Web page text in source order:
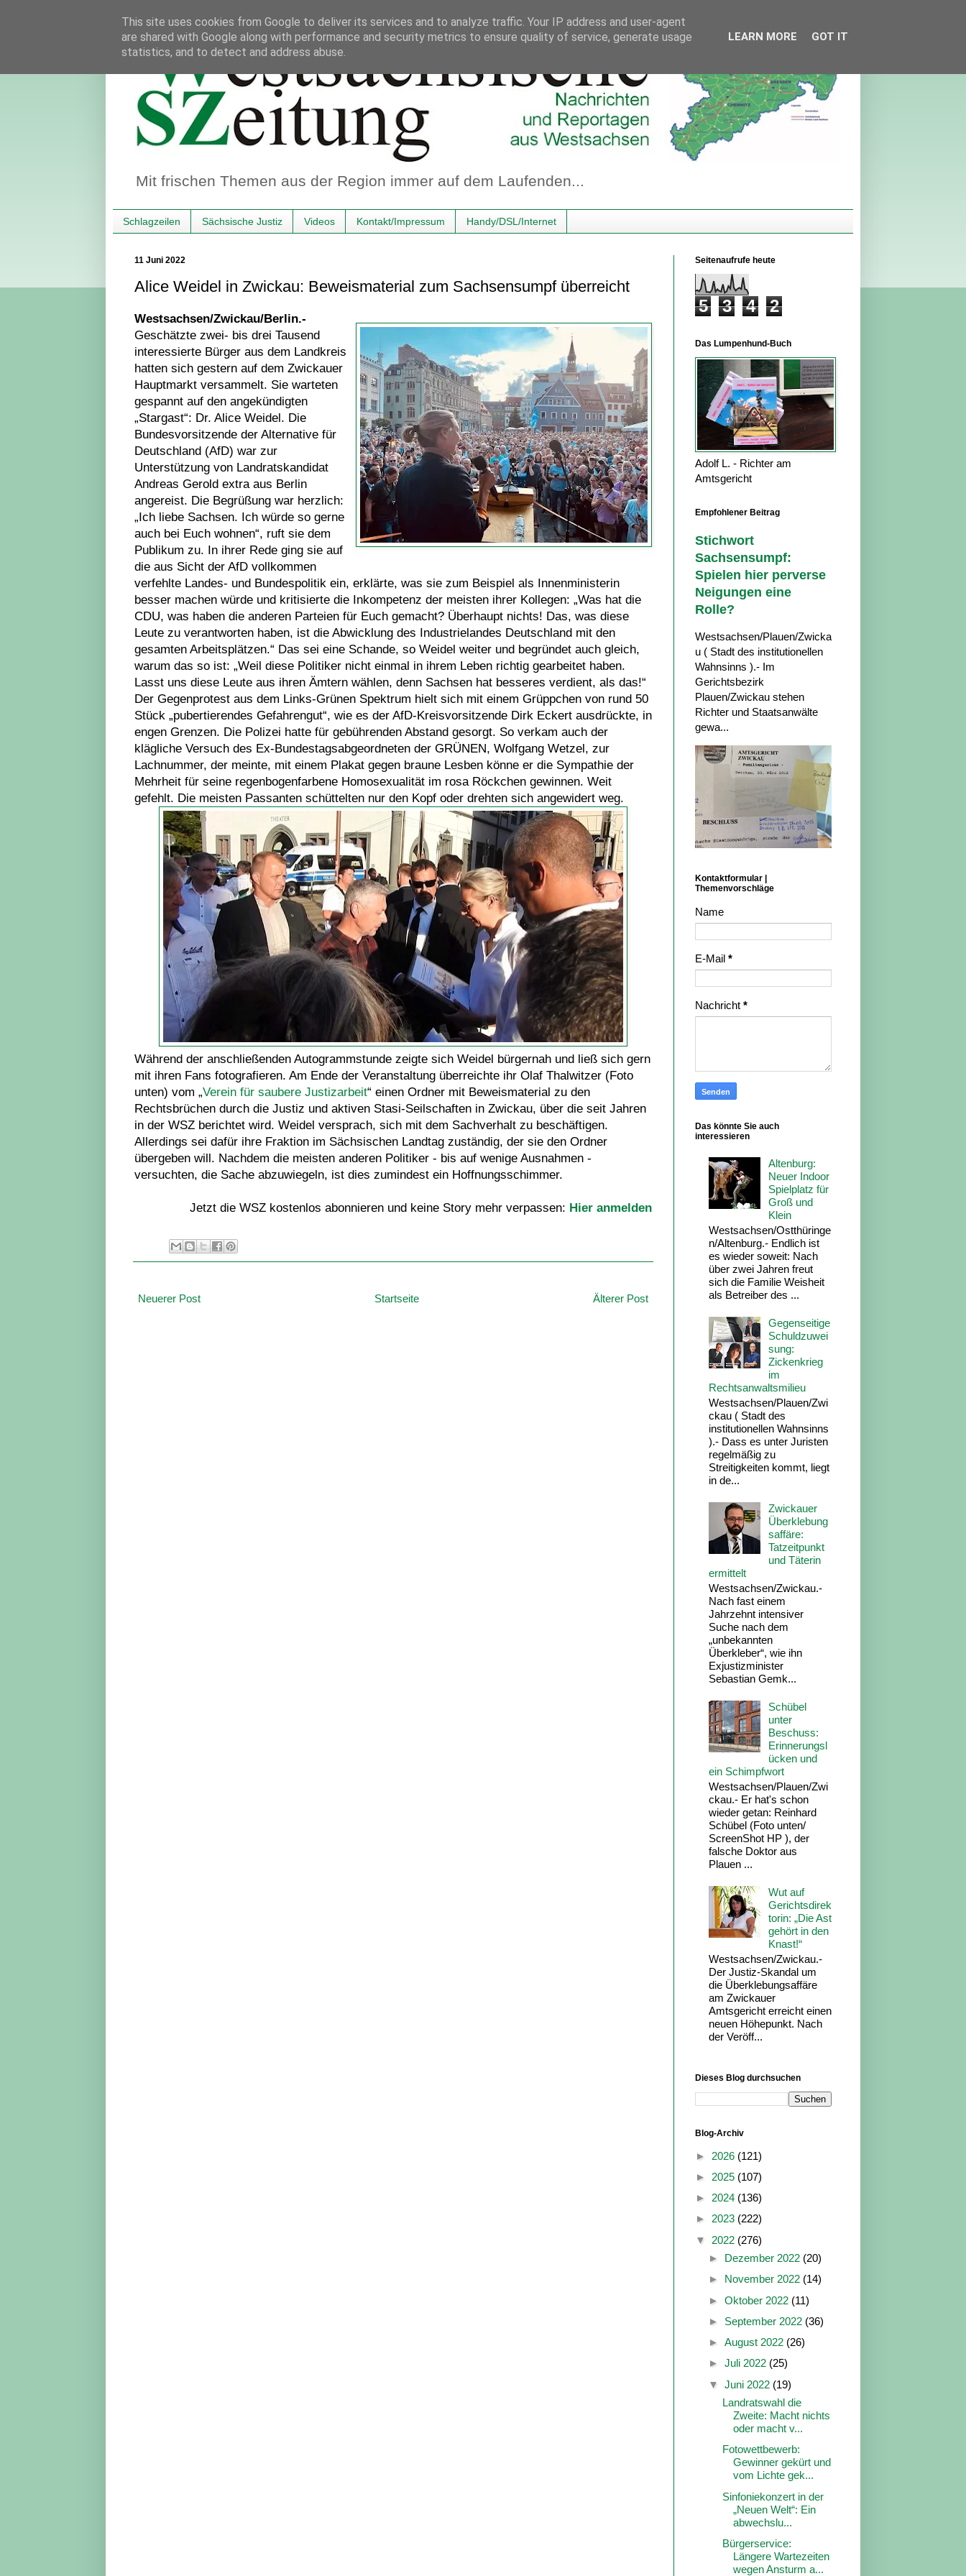
Mit frischen Themen aus der Region immer auf dem Laufenden...
Schlagzeilen Sächsische Justiz Videos Kontakt/Impressum Handy/DSL/Internet
11 Juni 2022
Alice Weidel in Zwickau: Beweismaterial zum Sachsensumpf überreicht
Westsachsen/Zwickau/Berlin.-
Geschätzte zwei- bis drei Tausend
interessierte Bürger aus dem Landkreis
hatten sich gestern auf dem Zwickauer
Hauptmarkt versammelt. Sie warteten
gespannt auf den angekündigten
„Stargast“: Dr. Alice Weidel. Die
Bundesvorsitzende der Alternative für
Deutschland (AfD) war zur
Unterstützung von Landratskandidat
Andreas Gerold extra aus Berlin
angereist. Die Begrüßung war herzlich:
„Ich liebe Sachsen. Ich würde so gerne
auch bei Euch wohnen“, ruft sie dem
Publikum zu. In ihrer Rede ging sie auf
die aus Sicht der AfD vollkommen
verfehlte Landes- und Bundespolitik ein, erklärte, was sie zum Beispiel als Innenministerin
besser machen würde und kritisierte die Inkompetenz der meisten ihrer Kollegen: „Was hat die
CDU, was haben die anderen Parteien für Euch gemacht? Überhaupt nichts! Das, was diese
Leute zu verantworten haben, ist die Abwicklung des Industrielandes Deutschland mit den
gesamten Arbeitsplätzen.“ Das sei eine Schande, so Weidel weiter und begründet auch gleich,
warum das so ist: „Weil diese Politiker nicht einmal in ihrem Leben richtig gearbeitet haben.
Lasst uns diese Leute aus ihren Ämtern wählen, denn Sachsen hat besseres verdient, als das!“
Der Gegenprotest aus dem Links-Grünen Spektrum hielt sich mit einem Grüppchen von rund 50
Stück „pubertierendes Gefahrengut“, wie es der AfD-Kreisvorsitzende Dirk Eckert ausdrückte, in
engen Grenzen. Die Polizei hatte für gebührenden Abstand gesorgt. So verkam auch der
klägliche Versuch des Ex-Bundestagsabgeordneten der GRÜNEN, Wolfgang Wetzel, zur
Lachnummer, der meinte, mit einem Plakat gegen braune Lesben könne er die Sympathie der
Mehrheit für seine regenbogenfarbene Homosexualität im rosa Röckchen gewinnen. Weit
gefehlt. Die meisten Passanten schüttelten nur den Kopf oder drehten sich angewidert weg.
Während der anschließenden Autogrammstunde zeigte sich Weidel bürgernah und ließ sich gern
mit ihren Fans fotografieren. Am Ende der Veranstaltung überreichte ihr Olaf Thalwitzer (Foto
unten) vom „Verein für saubere Justizarbeit“ einen Ordner mit Beweismaterial zu den
Rechtsbrüchen durch die Justiz und aktiven Stasi-Seilschaften in Zwickau, über die seit Jahren
in der WSZ berichtet wird. Weidel versprach, sich mit dem Sachverhalt zu beschäftigen.
Allerdings sei dafür ihre Fraktion im Sächsischen Landtag zuständig, der sie den Ordner
übergeben will. Nachdem die meisten anderen Politiker - bis auf wenige Ausnahmen -
versuchten, die Sache abzuwiegeln, ist dies zumindest ein Hoffnungsschimmer.
Jetzt die WSZ kostenlos abonnieren und keine Story mehr verpassen: Hier anmelden
Neuerer Post Älterer Post
Startseite
Seitenaufrufe heute
5 3 4 2
Das Lumpenhund-Buch
Adolf L. - Richter am
Amtsgericht
Empfohlener Beitrag
Stichwort
Sachsensumpf:
Spielen hier perverse
Neigungen eine
Rolle?
Westsachsen/Plauen/Zwicka
u ( Stadt des institutionellen
Wahnsinns ).- Im
Gerichtsbezirk
Plauen/Zwickau stehen
Richter und Staatsanwälte
gewa...
Kontaktformular |
Themenvorschläge
Name
E-Mail *
Nachricht *
Das könnte Sie auch
interessieren
Altenburg:
Neuer Indoor
Spielplatz für
Groß und
Klein
Westsachsen/Ostthüringe
n/Altenburg.- Endlich ist
es wieder soweit: Nach
über zwei Jahren freut
sich die Familie Weisheit
als Betreiber des ...
Gegenseitige
Schuldzuwei
sung:
Zickenkrieg
im
Rechtsanwaltsmilieu
Westsachsen/Plauen/Zwi
ckau ( Stadt des
institutionellen Wahnsinns
).- Dass es unter Juristen
regelmäßig zu
Streitigkeiten kommt, liegt
in de...
Zwickauer
Überklebung
saffäre:
Tatzeitpunkt
und Täterin
ermittelt
Westsachsen/Zwickau.-
Nach fast einem
Jahrzehnt intensiver
Suche nach dem
„unbekannten
Überkleber“, wie ihn
Exjustizminister
Sebastian Gemk...
Schübel
unter
Beschuss:
Erinnerungsl
ücken und
ein Schimpfwort
Westsachsen/Plauen/Zwi
ckau.- Er hat's schon
wieder getan: Reinhard
Schübel (Foto unten/
ScreenShot HP ), der
falsche Doktor aus
Plauen ...
Wut auf
Gerichtsdirek
torin: „Die Ast
gehört in den
Knast!“
Westsachsen/Zwickau.-
Der Justiz-Skandal um
die Überklebungsaffäre
am Zwickauer
Amtsgericht erreicht einen
neuen Höhepunkt. Nach
der Veröff...
Dieses Blog durchsuchen
Blog-Archiv
► 2026 (121)
► 2025 (107)
► 2024 (136)
► 2023 (222)
▼ 2022 (276)
► Dezember 2022 (20)
► November 2022 (14)
► Oktober 2022 (11)
► September 2022 (36)
► August 2022 (26)
► Juli 2022 (25)
▼ Juni 2022 (19)
Landratswahl die
Zweite: Macht nichts
oder macht v...
Fotowettbewerb:
Gewinner gekürt und
vom Lichte gek...
Sinfoniekonzert in der
„Neuen Welt“: Ein
abwechslu...
Bürgerservice:
Längere Wartezeiten
wegen Ansturm a...
This site uses cookies from Google to deliver its services and to analyze traffic. Your IP address and user-agent
are shared with Google along with performance and security metrics to ensure quality of service, generate usage
statistics, and to detect and address abuse.
LEARN MORE GOT IT